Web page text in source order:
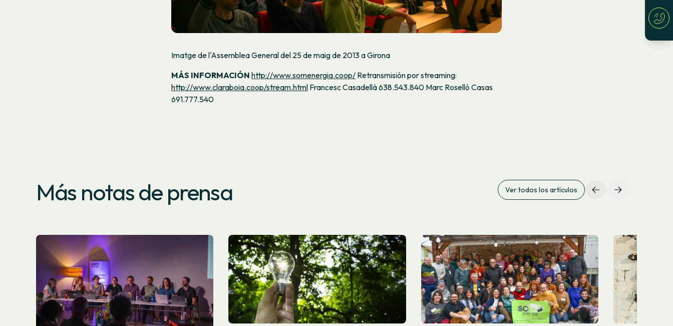
Imatge de l'Assemblea General del 25 de maig de 2013 a Girona
MÁS INFORMACIÓN http://www.somenergia.coop/ Retransmisión por streaming:
http://www.claraboia.coop/stream.html Francesc Casadellà 638.543.840 Marc Roselló Casas
691.777.540
Más notas de prensa Ver todos los artículos